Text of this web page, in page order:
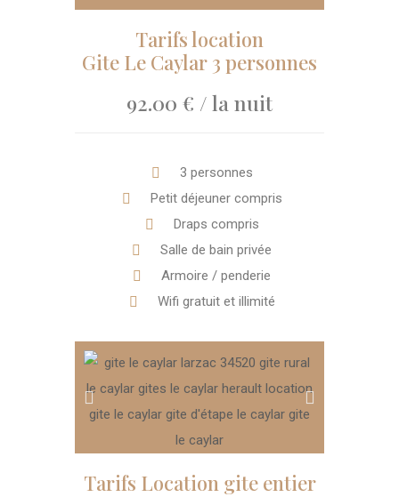
Tarifs location
Gite Le Caylar 3 personnes
92.00 € / la nuit
3 personnes
Petit déjeuner compris
Draps compris
Salle de bain privée
Armoire / penderie
Wifi gratuit et illimité
Tarifs Location gite entier